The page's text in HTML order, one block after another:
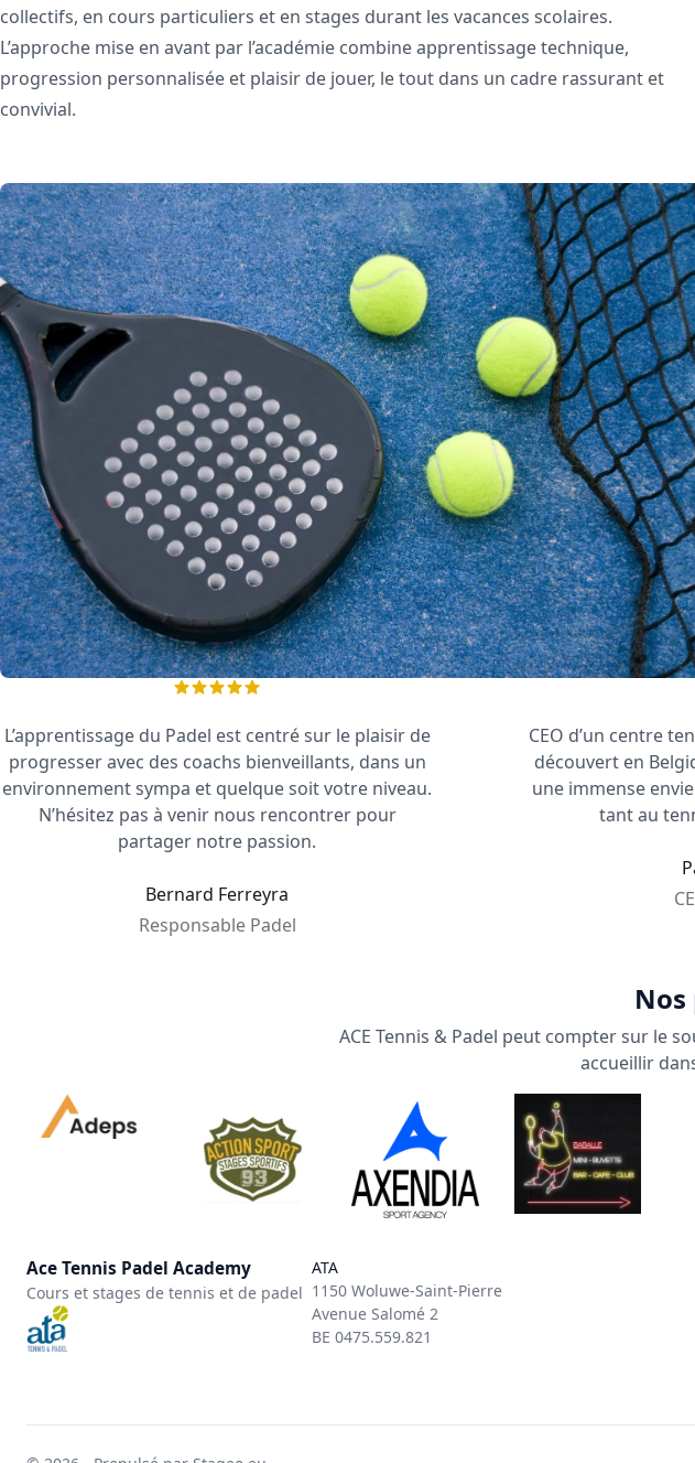
collectifs, en cours particuliers et en stages durant les vacances scolaires.
L’approche mise en avant par l’académie combine apprentissage technique,
progression personnalisée et plaisir de jouer, le tout dans un cadre rassurant et
convivial.
L’apprentissage du Padel est centré sur le plaisir de
progresser avec des coachs bienveillants, dans un
environnement sympa et quelque soit votre niveau.
N’hésitez pas à venir nous rencontrer pour
partager notre passion.
Bernard Ferreyra
Responsable Padel
CEO d’un centre
découvert en
une immense
tant au
ACE Tennis & Padel peut compter sur le
accueillir
Ace Tennis Padel Academy
Cours et stages de tennis et de padel
ATA
1150 Woluwe-Saint-Pierre
Avenue Salomé 2
BE 0475.559.821